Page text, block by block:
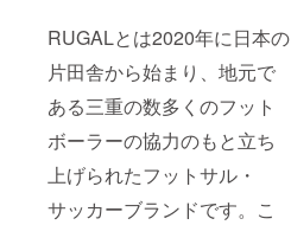
RUGALとは2020年に日本の
片田舎から始まり、地元で
ある三重の数多くのフット
ボーラーの協力のもと立ち
上げられたフットサル・
サッカーブランドです。こ